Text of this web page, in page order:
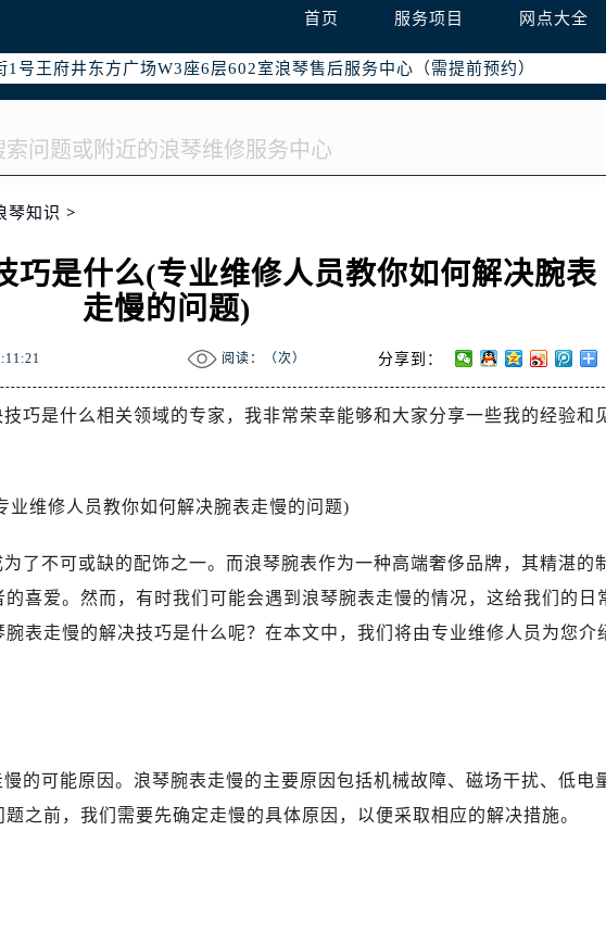
首页 服务项目 网点大全
街甲6号华熙国际中心写字楼D座11层1102室（需提前预约）
大街甲6号华熙国际中心D座11层1102室浪琴售后服务中心（需提前预约）
号王府井东方广场W3座6层602室浪琴售后服务中心（需提前预约）
琴知识 >
巧是什么(专业维修人员教你如何解决腕表
走慢的问题)
阅读：（次） 分享到：
巧是什么相关领域的专家，我非常荣幸能够和大家分享一些我的经验和
业维修人员教你如何解决腕表走慢的问题)
了不可或缺的配饰之一。而浪琴腕表作为一种高端奢侈品牌，其精湛的
喜爱。然而，有时我们可能会遇到浪琴腕表走慢的情况，这给我们的日
表走慢的解决技巧是什么呢？在本文中，我们将由专业维修人员为您介
的可能原因。浪琴腕表走慢的主要原因包括机械故障、磁场干扰、低电
之前，我们需要先确定走慢的具体原因，以便采取相应的解决措施。